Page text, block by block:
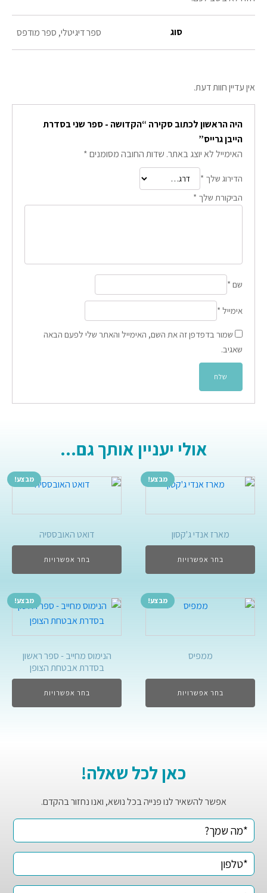
סוג ספר דיגיטלי, ספר מודפס
אין עדיין חוות דעת.
היה הראשון לכתוב סקירה “הקדושה - ספר שני בסדרת
הייבן גרייס”
האימייל לא יוצג באתר. שדות החובה מסומנים*
הדירוג שלך *
הביקורת שלך *
שם *
אימייל *
שמור בדפדפן זה את השם, האימייל והאתר שלי לפעם הבאה
שאגיב.
אולי יעניין אותך גם...
מבצע!
מארז אנדי ג'קסון
בחר אפשרויות
מבצע!
דואט האובססיה
בחר אפשרויות
מבצע!
ממפיס
בחר אפשרויות
מבצע!
הנימוס מחייב - ספר ראשון
בסדרת אבטחת הצופן
בחר אפשרויות
כאן לכל שאלה!
אפשר להשאיר לנו פנייה בכל נושא, ואנו נחזור בהקדם.